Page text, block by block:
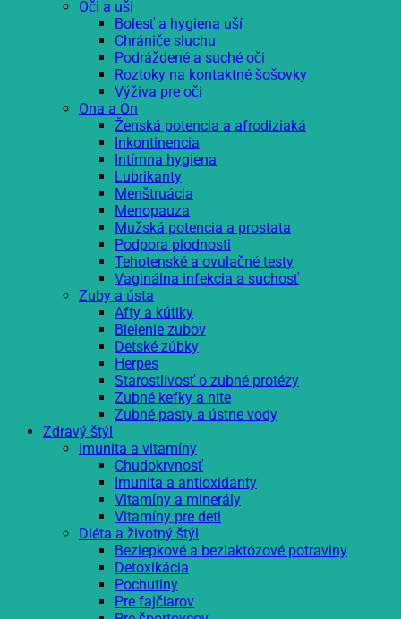
Oči a uši
Bolesť a hygiena uší
Chrániče sluchu
Podráždené a suché oči
Roztoky na kontaktné šošovky
Výživa pre oči
Ona a On
Ženská potencia a afrodiziaká
Inkontinencia
Intímna hygiena
Lubrikanty
Menštruácia
Menopauza
Mužská potencia a prostata
Podpora plodnosti
Tehotenské a ovulačné testy
Vaginálna infekcia a suchosť
Zuby a ústa
Afty a kútiky
Bielenie zubov
Detské zúbky
Herpes
Starostlivosť o zubné protézy
Zubné kefky a nite
Zubné pasty a ústne vody
Zdravý štýl
Imunita a vitamíny
Chudokrvnosť
Imunita a antioxidanty
Vitamíny a minerály
Vitamíny pre deti
Diéta a životný štýl
Bezlepkové a bezlaktózové potraviny
Detoxikácia
Pochutiny
Pre fajčiarov